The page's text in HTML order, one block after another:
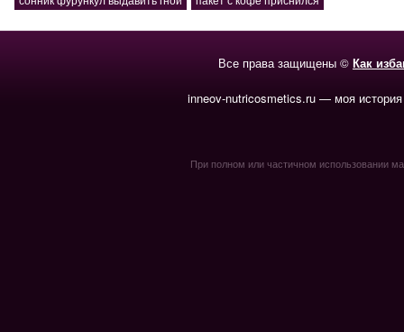
Все права защищены © Как
inneov-nutricosmetics.ru — моя
При полном или частичном использовании